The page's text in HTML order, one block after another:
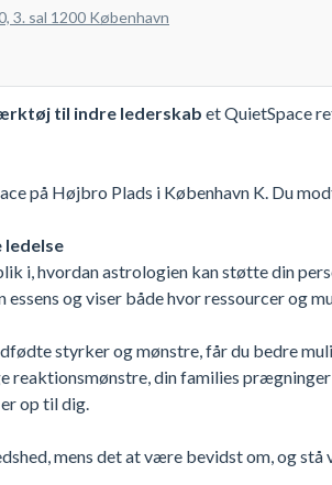
3. sal 1200 København
til indre lederskab et QuietSpace
på Højbro Plads i København K. Du
i, hvordan astrologien kan støtte din
og viser både hvor ressourcer og
styrker og mønstre, får du bedre
reaktionsmønstre, din families
op til dig.
mens det at være bevidst om, og